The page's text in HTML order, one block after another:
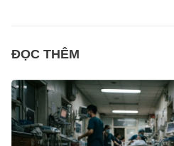
ĐỌC THÊM